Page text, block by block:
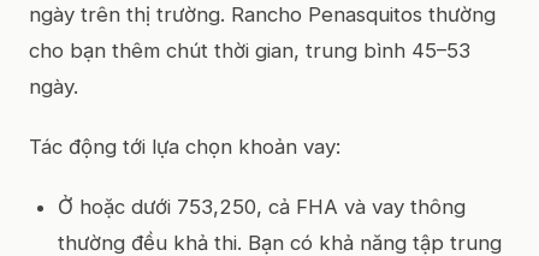
ngày trên thị trường. Rancho Penasquitos thường
cho bạn thêm chút thời gian, trung bình 45–53
ngày.
Tác động tới lựa chọn khoản vay:
Ở hoặc dưới 753,250, cả FHA và vay thông
thường đều khả thi. Bạn có khả năng tập trung